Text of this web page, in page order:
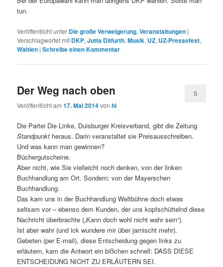
tun.
Veröffentlicht unter Die große Verweigerung,Veranstaltungen |
Verschlagwortet mit DKP,Jutta Ditfurth,Musik, UZ, UZ-Pressefest,
Wahlen |Schreibe einen Kommentar
Der Weg nach oben
Veröffentlicht am17. Mai 2014vonhl
5
Die Partei Die Linke, Duisburger Kreisverband, gibt die Zeitung
Standpunkt heraus. Darin veranstaltet sie Preisausschreiben.
Und was kann man gewinnen?
Büchergutscheine.
Aber nicht, wie Sie vielleicht noch denken, von der linken
Buchhandlung am Ort. Sondern: von der Mayerschen
Buchhandlung.
Das kam uns in der Buchhandlung Weltbühne doch etwas
seltsam vor – ebenso dem Kunden, der uns kopfschüttelnd diese
Nachricht überbrachte („Kann doch wohl nicht wahr sein“).
Ist aber wahr (und ick wundere mir über jarnischt mehr).
Gebeten (per E-mail), diese Entscheidung gegen links zu
erläutern, kam die Antwort ein bißchen schnell: DASS DIESE
ENTSCHEIDUNG NICHT ZU ERLÄUTERN SEI.